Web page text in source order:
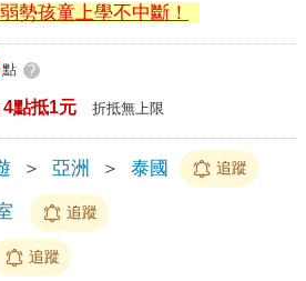
勢孩童上學不中斷！
點 ?
點抵1元 折抵無上限
＞ 亞洲 ＞ 泰國 追蹤
追蹤
追蹤